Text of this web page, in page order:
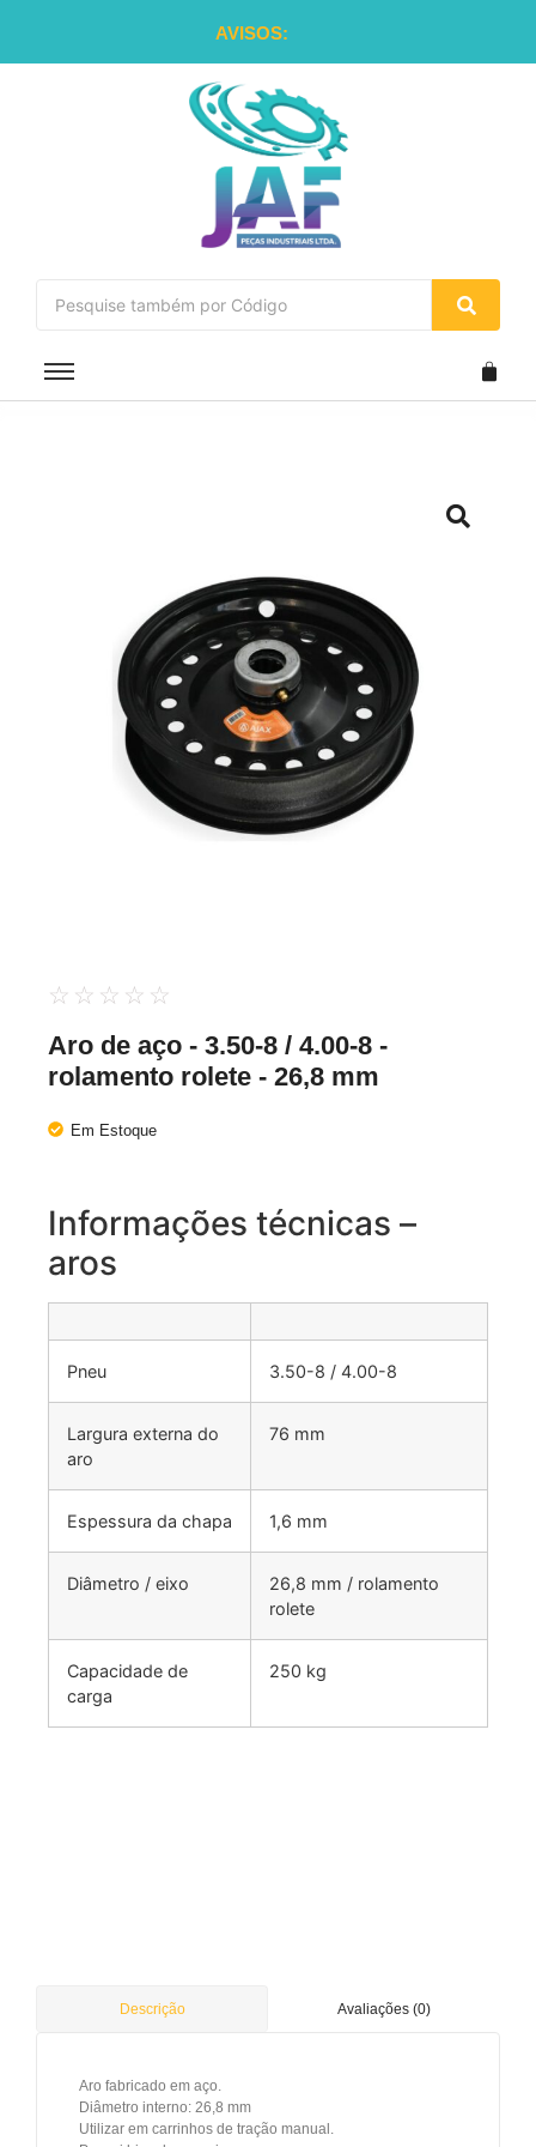
AVISOS:
☆ ☆ ☆ ☆ ☆
Aro de aço - 3.50-8 / 4.00-8 -
rolamento rolete - 26,8 mm
Em Estoque
Informações técnicas –
aros
Pneu 3.50-8 / 4.00-8
Largura externa do
aro
76 mm
Espessura da chapa 1,6 mm
Diâmetro / eixo
26,8 mm / rolamento
rolete
Capacidade de
carga
250 kg
Descrição Avaliações (0)
Aro fabricado em aço.
Diâmetro interno: 26,8 mm
Utilizar em carrinhos de tração manual.